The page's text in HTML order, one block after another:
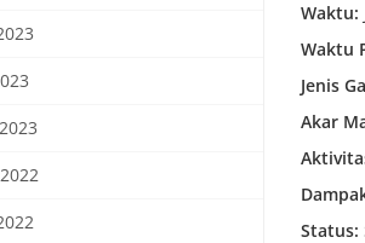
Waktu:
Waktu
Jenis
Akar
Status: